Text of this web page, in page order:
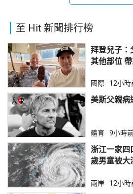
至 Hit 新聞排行榜
拜登兒子：
其
國際 12小時
美斯父親
體育 9小時
浙江一家
歲男童被大
兩岸 12小時